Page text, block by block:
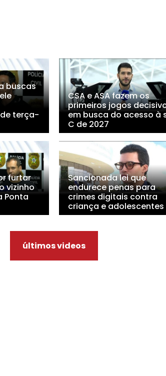
buscas
terça-
CSA e ASA fazem os
primeiros jogos
em busca do acesso à
C de 2027
furtar
vizinho
Ponta
Sancionada lei que
endurece penas para
crimes digitais contra
criança e adolescentes
últimos videos